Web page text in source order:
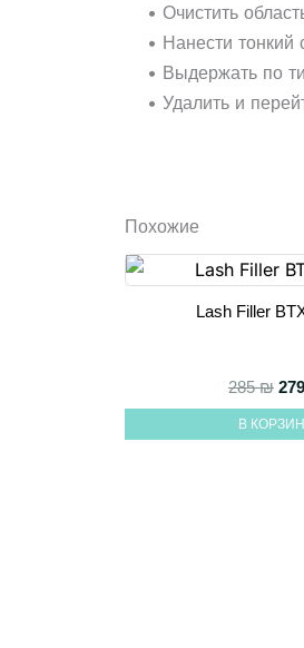
• Очистить
• Нанести
• Выдержать по
• Удалить и
Похожие
Lash Filler
285₪ 279
В